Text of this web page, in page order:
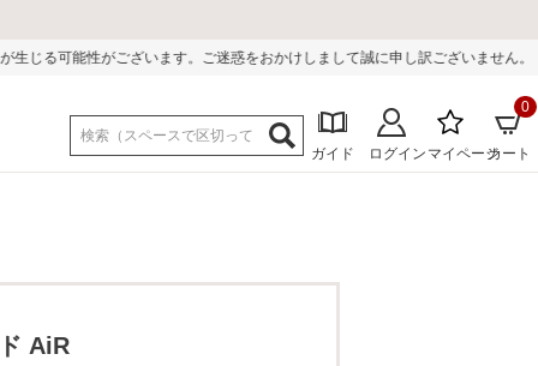
す。ご迷惑をおかけしまして誠に申し訳ございません。
ガイド ログイン マイページカート
0
AiR